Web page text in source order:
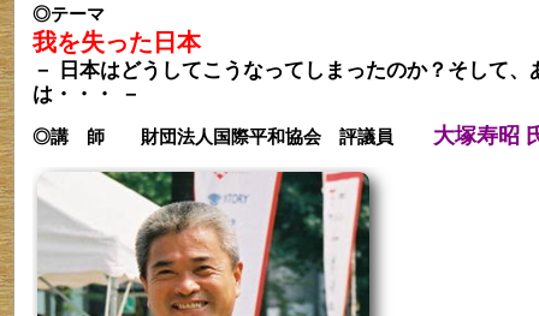
◎テーマ
我を失った日本
－ 日本はどうしてこうなってしまったのか？そして、
は・・・ －
◎講 師 財団法人国際平和協会 評議員 大塚寿昭